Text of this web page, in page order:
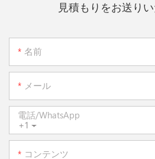
見積もりをお送りい
名前
メール
+1
電話/WhatsApp
コンテンツ